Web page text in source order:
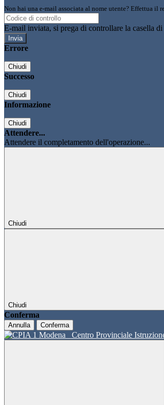
Non hai una e-mail associata al nome utente? Effettua il
E-mail inviata, si prega di controllare la casella
Errore
Chiudi
Successo
Chiudi
Informazione
Chiudi
Attendere...
Attendere il completamento dell'operazione...
Chiudi
Chiudi
Conferma
Annulla Conferma
Centro Provinciale